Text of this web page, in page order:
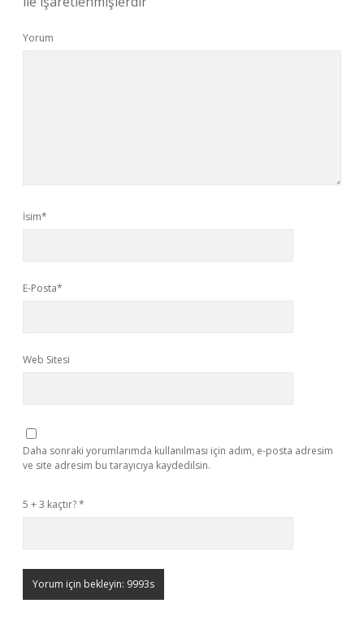
Yorum
İsim*
E-Posta*
Web Sitesi
Daha sonraki yorumlarımda kullanılması için adım, e-posta adresim
ve site adresim bu tarayıcıya kaydedilsin.
5 + 3 kaçtır?*